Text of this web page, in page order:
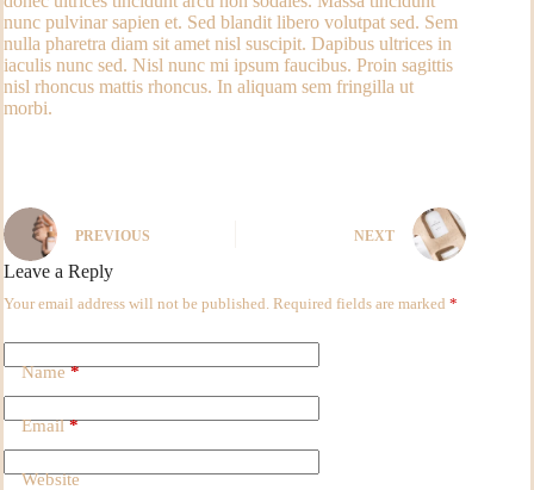
nunc pulvinar sapien et. Sed blandit libero volutpat sed. Sem
nulla pharetra diam sit amet nisl suscipit. Dapibus ultrices in
iaculis nunc sed. Nisl nunc mi ipsum faucibus. Proin sagittis
nisl rhoncus mattis rhoncus. In aliquam sem fringilla ut
morbi.
PREVIOUS NEXT
Leave a Reply
Your email address will not be published. Required fields are marked *
Name*
Email*
Website